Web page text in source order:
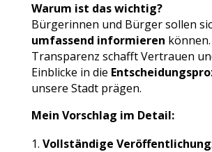
Warum ist das wichtig?
Bürgerinnen und Bürger sollen
umfassend informieren können.
Transparenz schafft Vertrauen
Einblicke in die
unsere Stadt prägen.
Mein Vorschlag im Detail:
Vollständige Veröffentlichung